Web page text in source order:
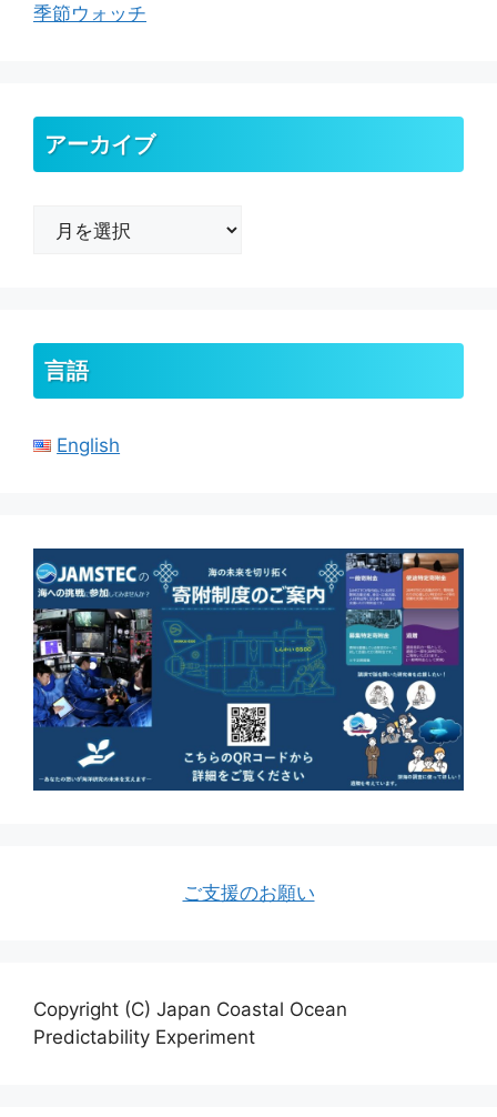
季節ウォッチ
アーカイブ
言語
English
ご支援のお願い
Copyright (C) Japan Coastal Ocean
Predictability Experiment